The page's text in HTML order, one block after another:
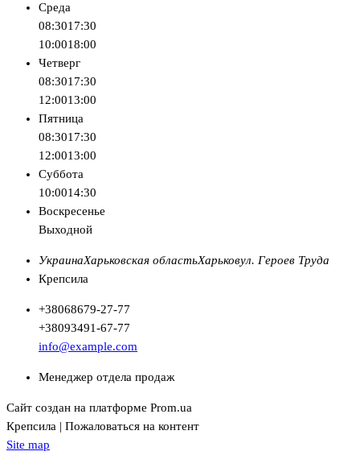
Среда
08:3017:30
10:0018:00
Четверг
08:3017:30
12:0013:00
Пятница
08:3017:30
12:0013:00
Суббота
10:0014:30
Воскресенье
Выходной
УкраинаХарьковская областьХарьковул. Героев Труда
Крепсила
+38068679-27-77
+38093491-67-77
info@example.com
Менеджер отдела продаж
Сайт создан на платформе Prom.ua
Крепсила | Пожаловаться на контент
Site map